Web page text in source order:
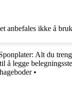
ikke å
Alt du
å legge
•